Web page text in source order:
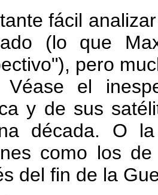
fácil
(lo que
pero
Véase el
y de sus
década. O la
como los
del fin de la